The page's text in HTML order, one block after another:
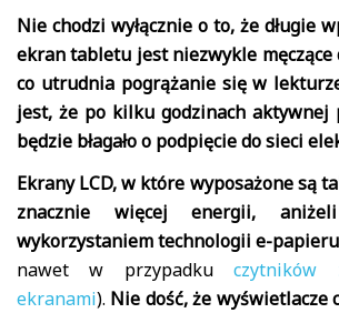
Nie chodzi wyłącznie o to, że długie
ekran tabletu jest niezwykle męczące
co utrudnia pogrążanie się w
jest, że po kilku godzinach aktywnej
będzie błagało o podpięcie do sieci
Ekrany LCD, w które wyposażone są
znacznie więcej energii,
wykorzystaniem technologii e-
nawet w przypadkuczytników
ekranami). Nie dość, że wyświetlacze